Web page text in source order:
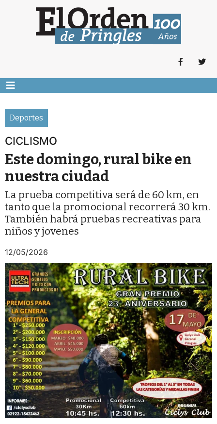
Deportes
CICLISMO
Este domingo, rural bike en
nuestra ciudad
La prueba competitiva será de 60 km, en
tanto que la promocional recorrerá 30 km.
También habrá pruebas recreativas para
niños y jovenes
12/05/2026